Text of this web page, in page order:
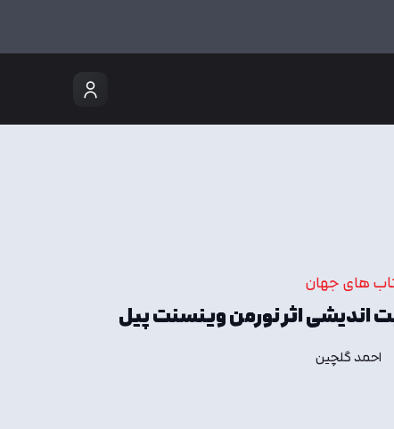
های جهان
اندیشی اثر نورمن وینسنت پیل
احمد گلچین